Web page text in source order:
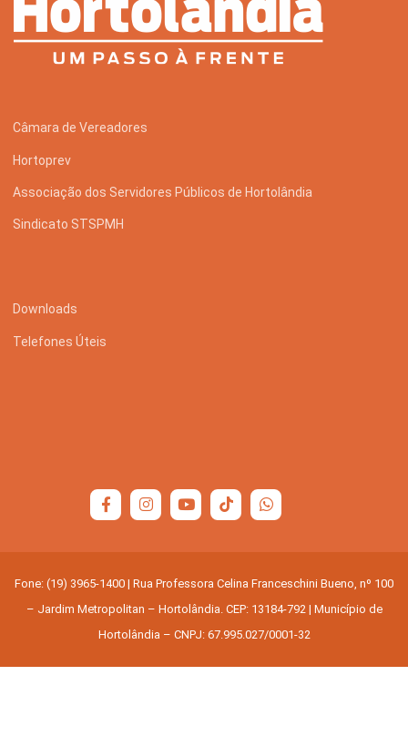
Câmara de Vereadores
Hortoprev
Associação dos Servidores Públicos de Hortolândia
Sindicato STSPMH
Downloads
Telefones Úteis
Fone: (19) 3965-1400 | Rua Professora Celina Franceschini Bueno, nº 100
– Jardim Metropolitan – Hortolândia. CEP: 13184-792 | Município de
Hortolândia – CNPJ: 67.995.027/0001-32